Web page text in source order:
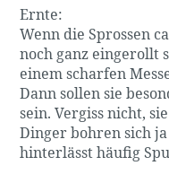
Ernte:
Wenn die Sprossen
noch ganz eingerollt
einem scharfen
Dann sollen sie
sein. Vergiss nicht,
Dinger bohren sich
hinterlässt häufig